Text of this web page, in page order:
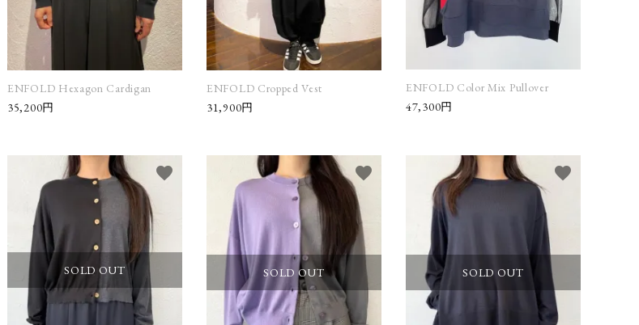
ENFOLD Hexagon Cardigan
35,200円
ENFOLD Cropped Vest
31,900円
ENFOLD Color Mix Pullover
47,300円
SOLD OUT
favorite
SOLD OUT
favorite
SOLD OUT
favorite